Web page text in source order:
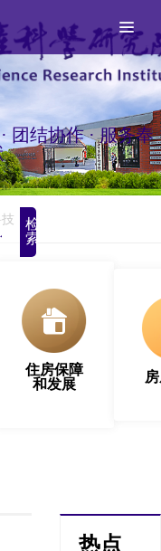
团结协作 · 服务奉
检
索
住房保障
和发展
热点